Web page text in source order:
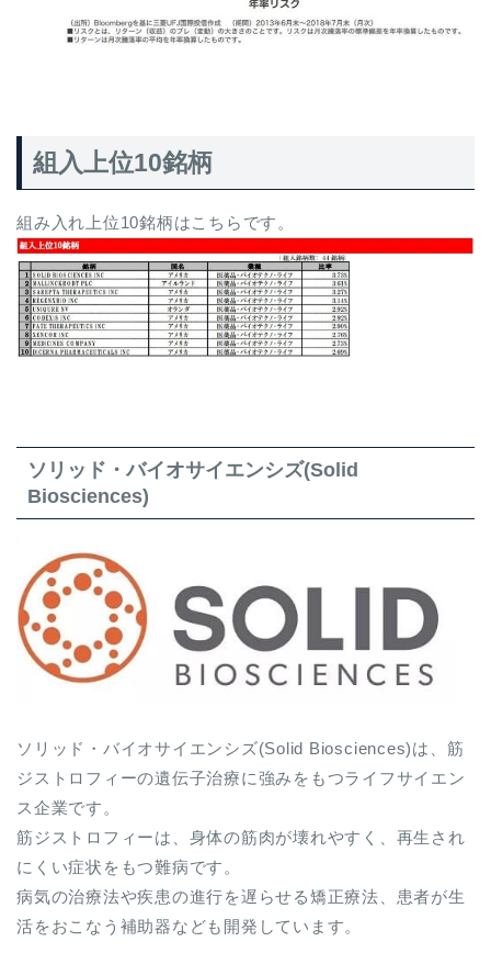
組入上位10銘柄
組み入れ上位10銘柄はこちらです。
ソリッド・バイオサイエンシズ(Solid
Biosciences)
ソリッド・バイオサイエンシズ(Solid Biosciences)は、筋
ジストロフィーの遺伝子治療に強みをもつライフサイエン
ス企業です。
筋ジストロフィーは、身体の筋肉が壊れやすく、再生され
にくい症状をもつ難病です。
病気の治療法や疾患の進行を遅らせる矯正療法、患者が生
活をおこなう補助器なども開発しています。